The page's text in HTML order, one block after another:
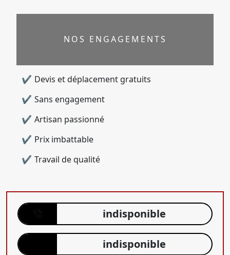
NOS ENGAGEMENTS
Devis et déplacement gratuits
Sans engagement
Artisan passionné
Prix imbattable
Travail de qualité
indisponible
indisponible